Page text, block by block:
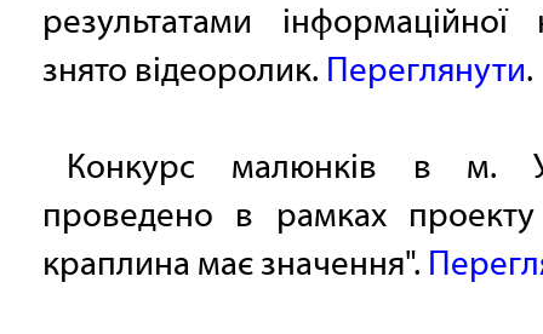
результатами інформаційної
знято відеоролик. Переглянути.
Конкурс малюнків в м.
проведено в рамках
краплина має значення".